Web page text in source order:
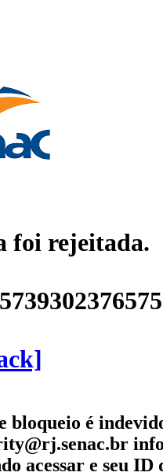
foi rejeitada.
bloqueio é
acessar e seu ID